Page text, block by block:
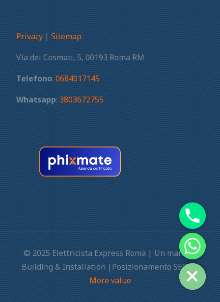
Privacy | Sitemap
Via dei Cosmati, 5, 00193 Roma RM
Telefono: 0684017145
Whatsapp: 3803672755
© 2025 Elettricista Express Roma | Un marchio
Building & Installation |Posizionamento SEO by
More value